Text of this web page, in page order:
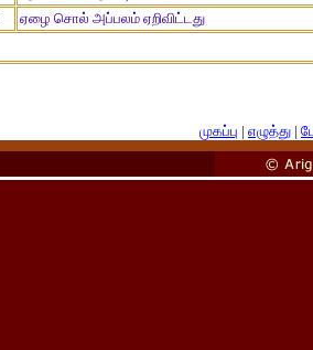
ஏழை சொல் அப்பலம் ஏறிவிட்டது
முகப்பு | எழுத்து |